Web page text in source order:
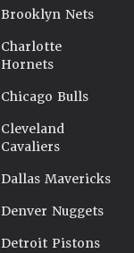
Brooklyn Nets
Charlotte
Hornets
Chicago Bulls
Cleveland
Cavaliers
Dallas Mavericks
Denver Nuggets
Detroit Pistons